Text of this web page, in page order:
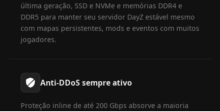
última geração, SSD e NVMe e memórias DDR4 e
DDR5 para manter seu servidor DayZ estável mesmo
com mapas persistentes, mods e eventos com muitos
jogadores.
Anti-DDoS sempre ativo
Proteção inline de até 200 Gbps absorve a maioria